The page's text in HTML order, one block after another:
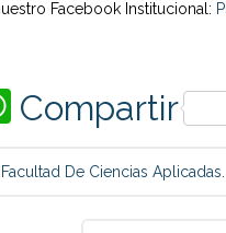
Facebook Institucional:
WhatsApp
Compartir
De Ciencias Aplicadas.